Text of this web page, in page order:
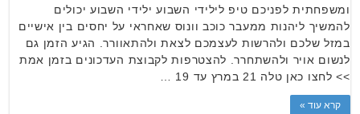
ומשפחתית לפניכם טיפ לילידי השבוע ילידי השבוע יכולים
להמשיך ליהנות ממעבר כוכב וונוס שאחראי על יחסים בין אישיים
במזל שלכם ולהרשות לעצמכם לצאת ולהתאוורר. הגיע הזמן גם
לנשום אויר ולהשתחרר. להצטרפות לקבוצת העדכונים בזמן אמת
>> לחצו כאן טלה 21 במרץ עד 19 …
קרא עוד »